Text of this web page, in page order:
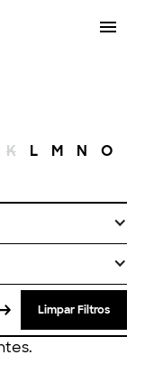
K L M N O
Limpar Filtros